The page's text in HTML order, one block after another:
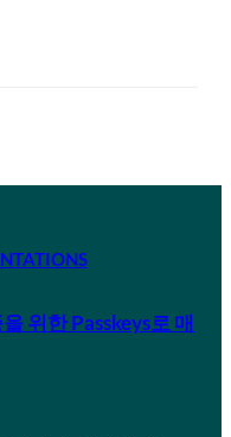
위한 Passkeys로 매